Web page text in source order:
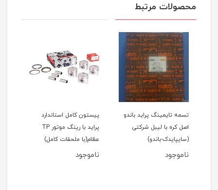
محصولات مرتبط
تسمه تایمینگ پراید باندو
اصل کره با لیبل شرکتی
(سایپایدک-باندو)
ناموجود
پیستون کامل استاندارد
پراید با رینگ موتور TP
عظام(با ملحقات کامل)
ناموجود